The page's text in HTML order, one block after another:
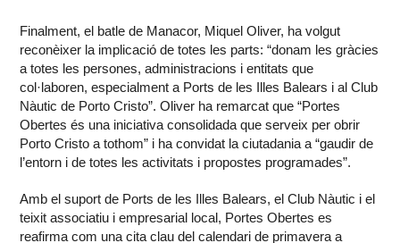
Finalment, el batle de Manacor, Miquel Oliver, ha volgut
reconèixer la implicació de totes les parts: “donam les gràcies
a totes les persones, administracions i entitats que
col·laboren, especialment a Ports de les Illes Balears i al Club
Nàutic de Porto Cristo”. Oliver ha remarcat que “Portes
Obertes és una iniciativa consolidada que serveix per obrir
Porto Cristo a tothom” i ha convidat la ciutadania a “gaudir de
l’entorn i de totes les activitats i propostes programades”.
Amb el suport de Ports de les Illes Balears, el Club Nàutic i el
teixit associatiu i empresarial local, Portes Obertes es
reafirma com una cita clau del calendari de primavera a